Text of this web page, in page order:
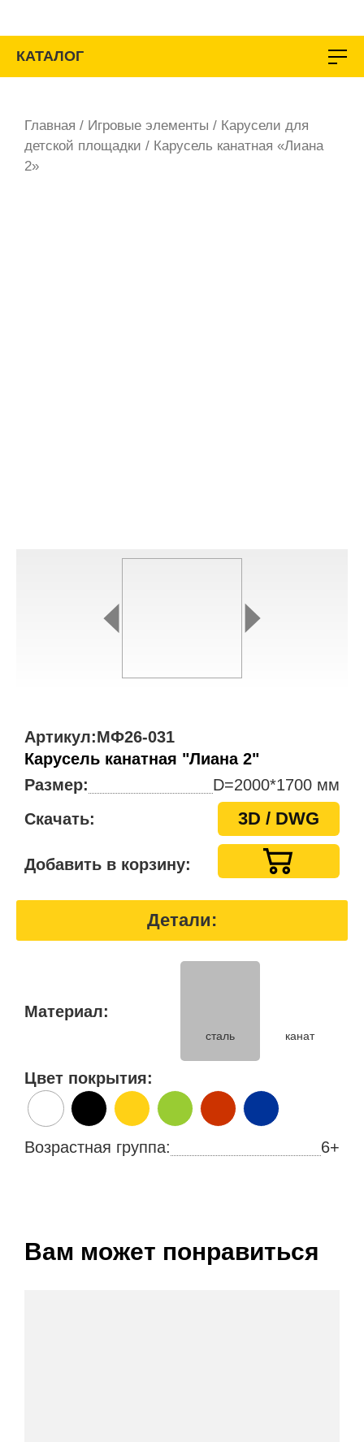
содержимому
КАТАЛОГ
Главная / Игровые элементы / Карусели для
детской площадки / Карусель канатная «Лиана
2»
Артикул:МФ26-031
Карусель канатная "Лиана 2"
Размер:
D=2000*1700 мм
Скачать:
3D / DWG
Добавить в корзину:
Детали:
Материал:
сталь канат
Цвет покрытия:
Возрастная группа: 6+
Вам может понравиться